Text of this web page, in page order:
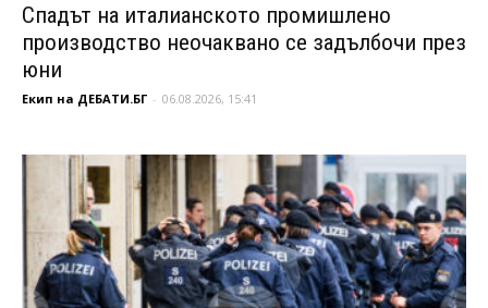
Спадът на италианското промишлено
производство неочаквано се задълбочи през
юни
Екип на ДЕБАТИ.БГ - 06.08.2026, 15:41